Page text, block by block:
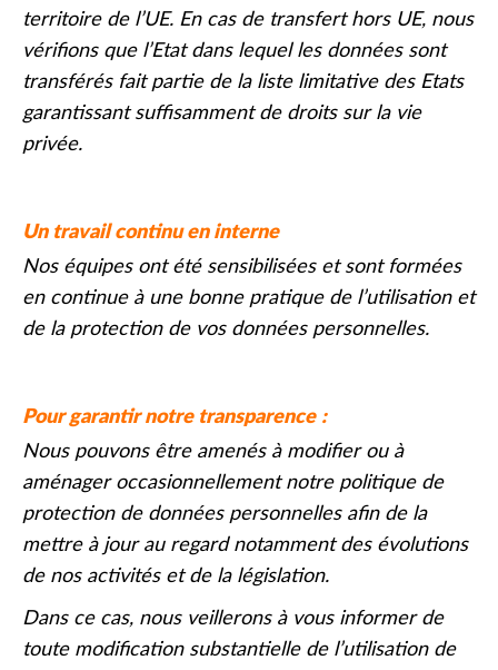
territoire de l’UE. En cas de transfert hors UE, nous
vérifions que l’Etat dans lequel les données sont
transférés fait partie de la liste limitative des Etats
garantissant suffisamment de droits sur la vie
privée.
Un travail continu en interne
Nos équipes ont été sensibilisées et sont formées
en continue à une bonne pratique de l’utilisation et
de la protection de vos données personnelles.
Pour garantir notre transparence :
Nous pouvons être amenés à modifier ou à
aménager occasionnellement notre politique de
protection de données personnelles afin de la
mettre à jour au regard notamment des évolutions
de nos activités et de la législation.
Dans ce cas, nous veillerons à vous informer de
toute modification substantielle de l’utilisation de